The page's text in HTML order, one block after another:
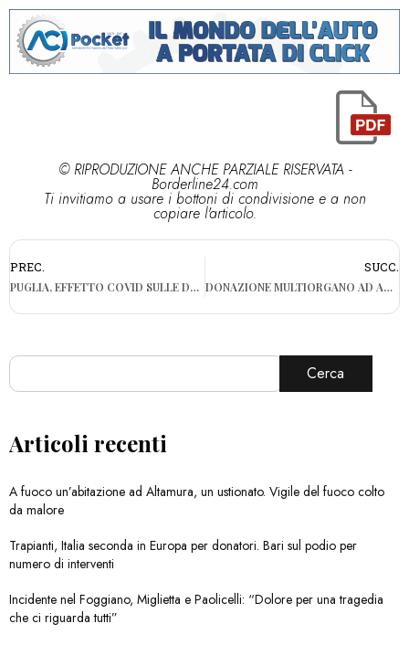
© RIPRODUZIONE ANCHE PARZIALE RISERVATA -
Borderline24.com
Ti invitiamo a usare i bottoni di condivisione e a non
copiare l'articolo.
PREC.
PUGLIA, EFFETTO COVID SULLE DONAZIONI DI SANGUE: CALO DI 11.414 RISPETTO AL 2019
SUCC.
DONAZIONE MULTIORGANO AD ANDRIA, IL GESTO DI AMORE DEI PARENTI DI UNA DONNA 50ENNE
Cerca
Articoli recenti
A fuoco un’abitazione ad Altamura, un ustionato. Vigile del fuoco colto
da malore
Trapianti, Italia seconda in Europa per donatori. Bari sul podio per
numero di interventi
Incidente nel Foggiano, Miglietta e Paolicelli: “Dolore per una tragedia
che ci riguarda tutti”